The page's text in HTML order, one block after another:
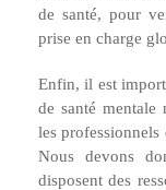
de santé, pour
prise en charge
Enfin, il est
de santé mentale
les professionnels
Nous devons
disposent des